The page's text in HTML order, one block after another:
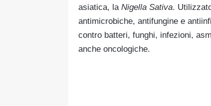
asiatica, la Nigella Sativa.
antimicrobiche, antifungine e
contro batteri, funghi, infezioni,
anche oncologiche.